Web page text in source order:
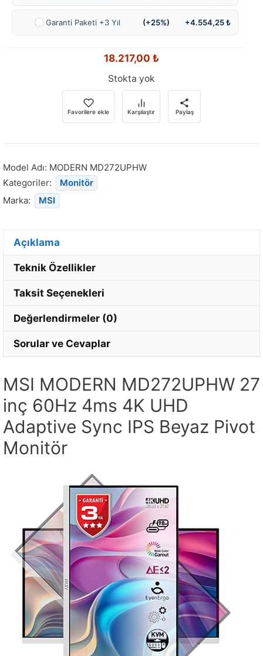
Ek Garanti Paketi +3 Yıl (+25%) +4.554,25 ₺
18.217,00 ₺
Stokta yok
Favorilere ekle Karşılaştır Paylaş
Model Adı: MODERN MD272UPHW
Kategoriler:
Monitör
Marka:
MSI
Açıklama
Teknik Özellikler
Taksit Seçenekleri
Değerlendirmeler (0)
Sorular ve Cevaplar
MSI MODERN MD272UPHW 27
inç 60Hz 4ms 4K UHD
Adaptive Sync IPS Beyaz Pivot
Monitör